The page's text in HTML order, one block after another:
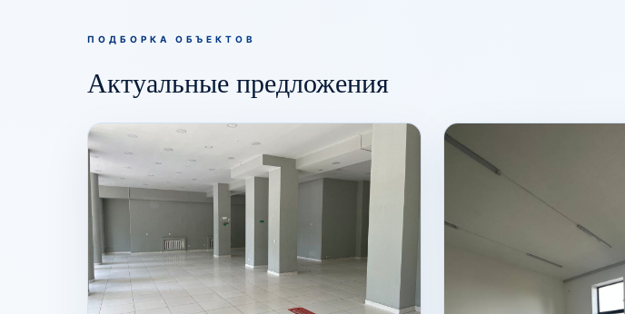
ПОДБОРКА ОБЪЕКТОВ
Актуальные предложения